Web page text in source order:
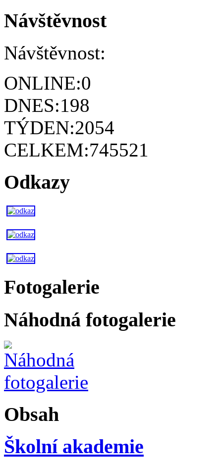
Návštěvnost
Návštěvnost:
ONLINE:0
DNES:198
TÝDEN:2054
CELKEM:745521
Odkazy
Fotogalerie
Náhodná fotogalerie
Obsah
Školní akademie